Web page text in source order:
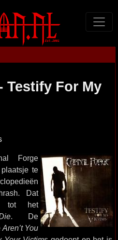
Testify For My
Forge
te
Dat
tot het
. De
Aren’t You